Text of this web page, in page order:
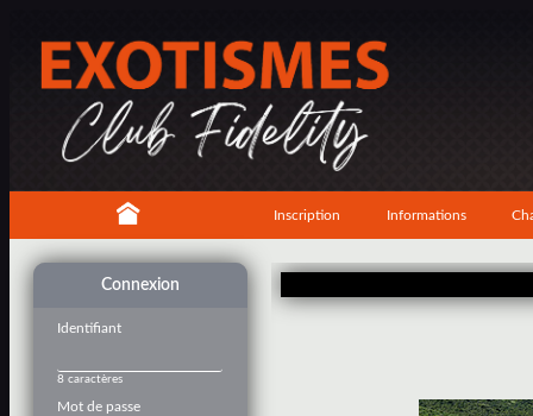
Inscription Informations
Connexion
Identifiant
8 caractères
Mot de passe